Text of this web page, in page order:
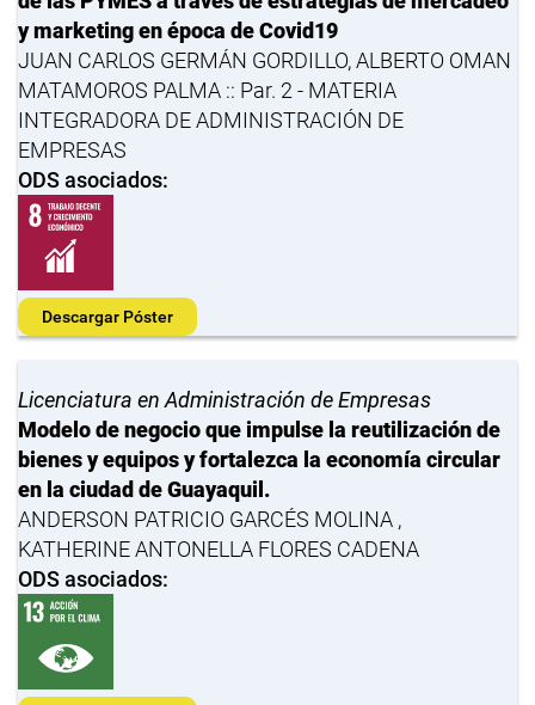
y marketing en época de Covid19
JUAN CARLOS GERMÁN GORDILLO, ALBERTO OMAN
MATAMOROS PALMA :: Par. 2 - MATERIA
INTEGRADORA DE ADMINISTRACIÓN DE
EMPRESAS
ODS asociados:
Descargar Póster
Licenciatura en Administración de Empresas
Modelo de negocio que impulse la reutilización de
bienes y equipos y fortalezca la economía circular
en la ciudad de Guayaquil.
ANDERSON PATRICIO GARCÉS MOLINA ,
KATHERINE ANTONELLA FLORES CADENA
ODS asociados: